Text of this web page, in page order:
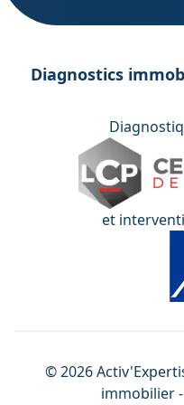
Diagnostics
et
©2026
immobilier -